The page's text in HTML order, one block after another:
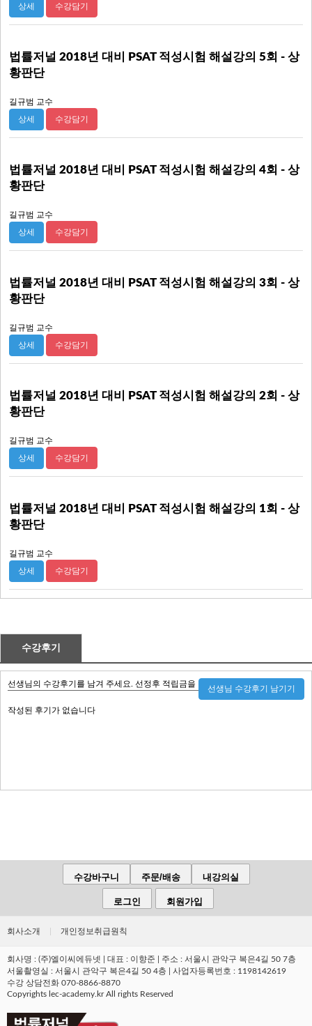
상세 수강담기
법률저널 2018년 대비 PSAT 적성시험 해설강의 5회 - 상
황판단
길규범 교수
상세 수강담기
법률저널 2018년 대비 PSAT 적성시험 해설강의 4회 - 상
황판단
길규범 교수
상세 수강담기
법률저널 2018년 대비 PSAT 적성시험 해설강의 3회 - 상
황판단
길규범 교수
상세 수강담기
법률저널 2018년 대비 PSAT 적성시험 해설강의 2회 - 상
황판단
길규범 교수
상세 수강담기
법률저널 2018년 대비 PSAT 적성시험 해설강의 1회 - 상
황판단
길규범 교수
상세 수강담기
수강후기
선생님의 수강후기를 남겨 주세요. 선정후 적립금을 적립해 드립니다
선생님 수강후기 남기기
작성된 후기가 없습니다
수강바구니 주문/배송 내강의실
로그인 회원가입
회사소개 개인정보취급원칙
회사명 : (주)엘이씨에듀넷 | 대표 : 이향준 | 주소 : 서울시 관악구 복은4길 50 7층
서울촬영실 : 서울시 관악구 복은4길 50 4층 | 사업자등록번호 : 1198142619
수강 상담전화 070-8866-8870
Copyrights lec-academy.kr All rights Reserved